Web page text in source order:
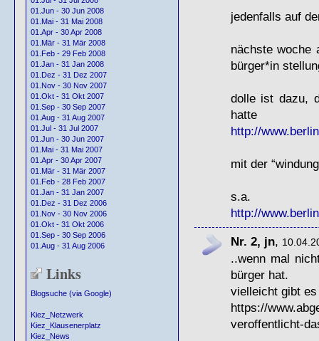
01.Jun - 30 Jun 2008
01.Mai - 31 Mai 2008
01.Apr - 30 Apr 2008
01.Mär - 31 Mär 2008
01.Feb - 29 Feb 2008
01.Jan - 31 Jan 2008
01.Dez - 31 Dez 2007
01.Nov - 30 Nov 2007
01.Okt - 31 Okt 2007
01.Sep - 30 Sep 2007
01.Aug - 31 Aug 2007
01.Jul - 31 Jul 2007
01.Jun - 30 Jun 2007
01.Mai - 31 Mai 2007
01.Apr - 30 Apr 2007
01.Mär - 31 Mär 2007
01.Feb - 28 Feb 2007
01.Jan - 31 Jan 2007
01.Dez - 31 Dez 2006
01.Nov - 30 Nov 2006
01.Okt - 31 Okt 2006
01.Sep - 30 Sep 2006
01.Aug - 31 Aug 2006
Links
Blogsuche (via Google)
Kiez_Netzwerk
Kiez_Klausenerplatz
Kiez_News
jedenfalls auf
nächste woche
bürger*in
dolle ist dazu,
hatte
http://
mit der
s.a.
http://
Nr. 2, jn,
..wenn mal
bürger hat.
vielleicht gibt
https://
veroffentlicht-